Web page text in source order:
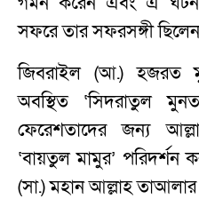
সফরে তার সফরসঙ্গী
জিবরাইল (আ.) হজরত
অবস্থিত ‘সিদরাতুল
ফেরেশতাদের জন্য
‘বায়তুল মামুর’
(সা.) মহান আল্লাহ তাআলার